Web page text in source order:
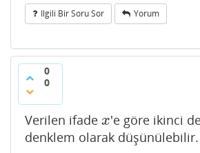
Ilgili Bir Soru Sor Yorum
0
0
Verilen ifade x
x 'e göre ikinci
denklem olarak düşünülebilir.